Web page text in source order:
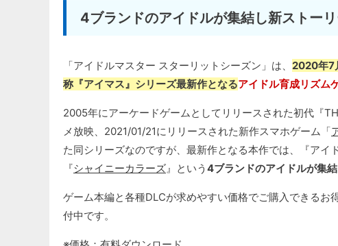
4ブランドのアイドルが集結し新ストー
「アイドルマスター スターリットシーズン」は、 2020年7
称『アイマス』シリーズ最新作となるアイドル育成リズム
2005年にアーケードゲームとしてリリースされた初代『
メ放映、2021/01/21にリリースされた新作スマホゲーム「
た同シリーズなのですが、最新作となる本作では、『アイ
『シャイニーカラーズ』という 4ブランドのアイドルが集結
ゲーム本編と各種DLCが求めやすい価格でご購入できる
付中です。